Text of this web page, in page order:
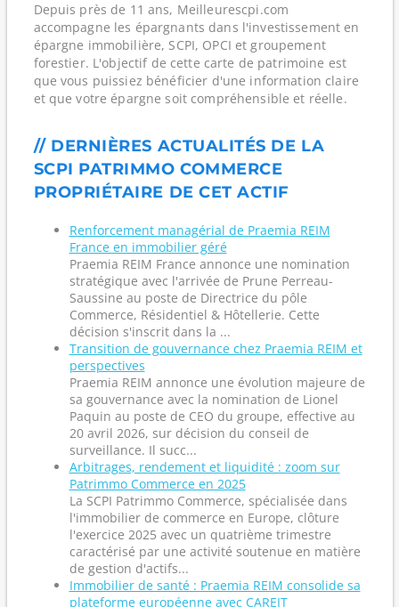
Depuis près de 11 ans, Meilleurescpi.com
accompagne les épargnants dans l'investissement en
épargne immobilière, SCPI, OPCI et groupement
forestier. L'objectif de cette carte de patrimoine est
que vous puissiez bénéficier d'une information claire
et que votre épargne soit compréhensible et réelle.
// DERNIÈRES ACTUALITÉS DE LA
SCPI PATRIMMO COMMERCE
PROPRIÉTAIRE DE CET ACTIF
Renforcement managérial de Praemia REIM
France en immobilier géré
Praemia REIM France annonce une nomination
stratégique avec l'arrivée de Prune Perreau-
Saussine au poste de Directrice du pôle
Commerce, Résidentiel & Hôtellerie. Cette
décision s'inscrit dans la ...
Transition de gouvernance chez Praemia REIM et
perspectives
Praemia REIM annonce une évolution majeure de
sa gouvernance avec la nomination de Lionel
Paquin au poste de CEO du groupe, effective au
20 avril 2026, sur décision du conseil de
surveillance. Il succ...
Arbitrages, rendement et liquidité : zoom sur
Patrimmo Commerce en 2025
La SCPI Patrimmo Commerce, spécialisée dans
l'immobilier de commerce en Europe, clôture
l'exercice 2025 avec un quatrième trimestre
caractérisé par une activité soutenue en matière
de gestion d'actifs...
Immobilier de santé : Praemia REIM consolide sa
plateforme européenne avec CAREIT